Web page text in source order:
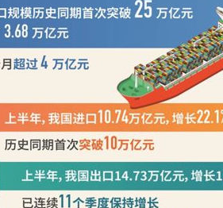
肯定在骂我” 全民健